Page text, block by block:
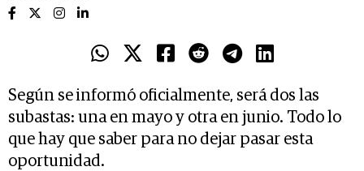
Según se informó oficialmente, será dos las
subastas: una en mayo y otra en junio. Todo lo
que hay que saber para no dejar pasar esta
oportunidad.